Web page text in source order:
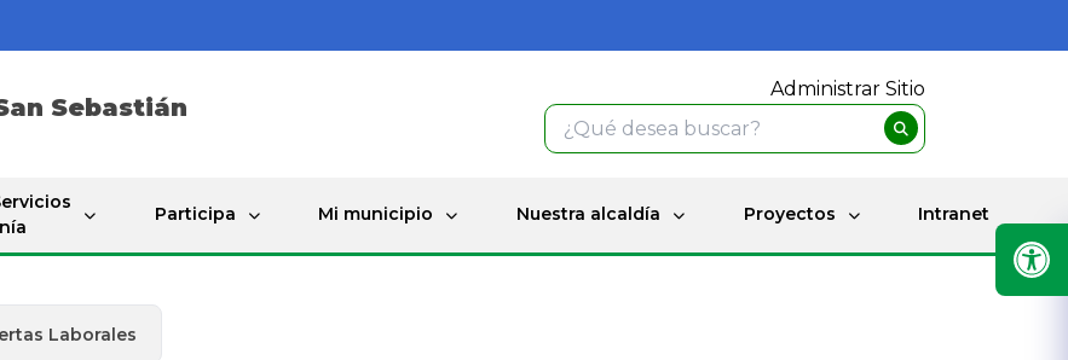
Sebastián
Administrar Sitio
Participa Mi municipio Nuestra alcaldía Proyectos Intranet
Laborales